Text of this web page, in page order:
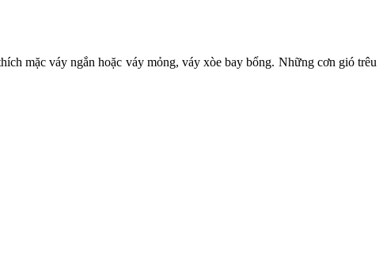
mặc váy ngắn hoặc váy mỏng, váy xòe bay bổng. Những cơn gió trêu